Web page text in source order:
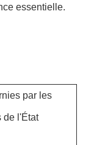
essentielle.
par les
de l'État